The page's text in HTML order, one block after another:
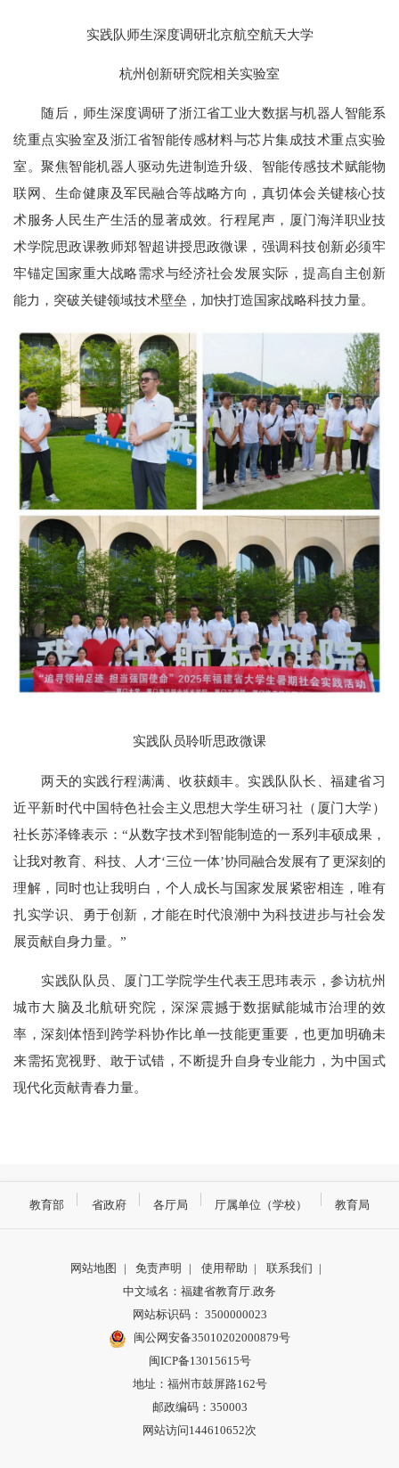
实践队师生深度调研北京航空航天大学
杭州创新研究院相关实验室
随后，师生深度调研了浙江省工业大数据与机器人智能系
统重点实验室及浙江省智能传感材料与芯片集成技术重点实验
室。聚焦智能机器人驱动先进制造升级、智能传感技术赋能物
联网、生命健康及军民融合等战略方向，真切体会关键核心技
术服务人民生产生活的显著成效。行程尾声，厦门海洋职业技
术学院思政课教师郑智超讲授思政微课，强调科技创新必须牢
牢锚定国家重大战略需求与经济社会发展实际，提高自主创新
能力，突破关键领域技术壁垒，加快打造国家战略科技力量。
实践队员聆听思政微课
两天的实践行程满满、收获颇丰。实践队队长、福建省习
近平新时代中国特色社会主义思想大学生研习社（厦门大学）
社长苏泽锋表示：“从数字技术到智能制造的一系列丰硕成果，
让我对教育、科技、人才‘三位一体’协同融合发展有了更深刻的
理解，同时也让我明白，个人成长与国家发展紧密相连，唯有
扎实学识、勇于创新，才能在时代浪潮中为科技进步与社会发
展贡献自身力量。”
实践队队员、厦门工学院学生代表王思玮表示，参访杭州
城市大脑及北航研究院，深深震撼于数据赋能城市治理的效
率，深刻体悟到跨学科协作比单一技能更重要，也更加明确未
来需拓宽视野、敢于试错，不断提升自身专业能力，为中国式
现代化贡献青春力量。
教育部 省政府 各厅局 厅属单位（学校） 教育局
网站地图 | 免责声明 | 使用帮助 | 联系我们 |
中文域名：福建省教育厅.政务
网站标识码： 3500000023
闽公网安备35010202000879号
闽ICP备13015615号
地址：福州市鼓屏路162号
邮政编码：350003
网站访问144610652次